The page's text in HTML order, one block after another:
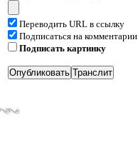
Переводить URL в ссылку
Подписаться на комментарии
Подписать картинку